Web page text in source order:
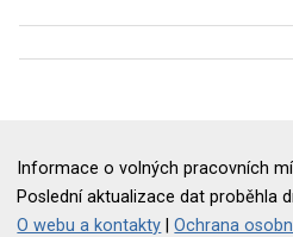
Informace o volných pracovních
Poslední aktualizace dat proběhla
O webu a kontakty |Ochrana